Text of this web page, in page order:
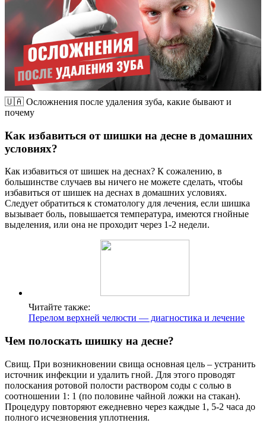
🇺🇦 Осложнения после удаления зуба, какие бывают и
почему
Как избавиться от шишки на десне в домашних
условиях?
Как избавиться от шишек на деснах? К сожалению, в
большинстве случаев вы ничего не можете сделать, чтобы
избавиться от шишек на деснах в домашних условиях.
Следует обратиться к стоматологу для лечения, если шишка
вызывает боль, повышается температура, имеются гнойные
выделения, или она не проходит через 1-2 недели.
Читайте также:
Перелом верхней челюсти — диагностика и лечение
Чем полоскать шишку на десне?
Свищ. При возникновении свища основная цель – устранить
источник инфекции и удалить гной. Для этого проводят
полоскания ротовой полости раствором соды с солью в
соотношении 1: 1 (по половине чайной ложки на стакан).
Процедуру повторяют ежедневно через каждые 1, 5-2 часа до
полного исчезновения уплотнения.